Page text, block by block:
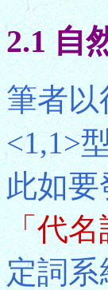
2.1 自
筆者以
<1,1>
此如要
「代名
定詞系